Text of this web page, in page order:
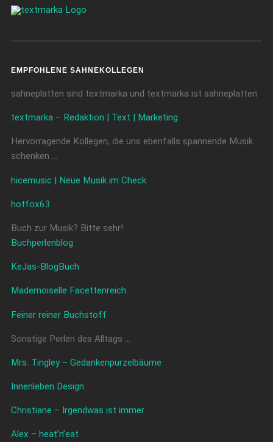
EMPFOHLENE SAHNEKOLLEGEN
sahneplatten sind textmarka und textmarka ist sahneplatten
textmarka – Redaktion | Text | Marketing
Hervorragende Kollegen, die uns ebenfalls spannende Musik
schenken …
hicemusic | Neue Musik im Check
hotfox63
Buch zur Musik? Bitte sehr!
Buchperlenblog
KeJas-BlogBuch
Mademoiselle Facettenreich
Feiner reiner Buchstoff
Sonstige Perlen des Alltags …
Mrs. Tingley – Gedankenpurzelbäume
Innenleben Design
Christiane – Irgendwas ist immer
Alex – heat’n’eat